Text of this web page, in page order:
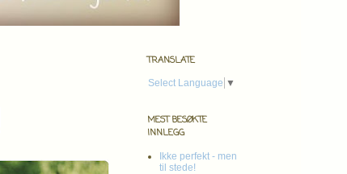
TRANSLATE
Select Language ▼
MEST BESØKTE
INNLEGG
Ikke perfekt - men
til stede!